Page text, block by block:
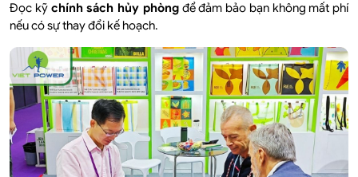
Đọc kỹ chính sách hủy phòngđể đảm bảo bạn không mất phí
nếu có sự thay đổi kế hoạch.